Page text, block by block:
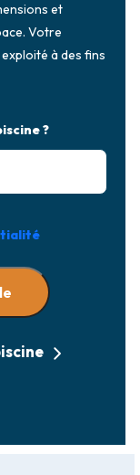
et
Votre
à des fins
?